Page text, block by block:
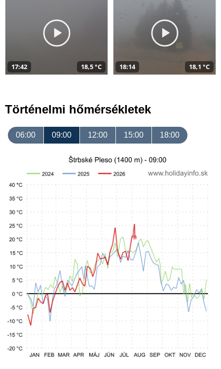
17:42 18,5 °C 18:14 18,1 °C
Történelmi hőmérsékletek
06:00 09:00 12:00 15:00 18:00